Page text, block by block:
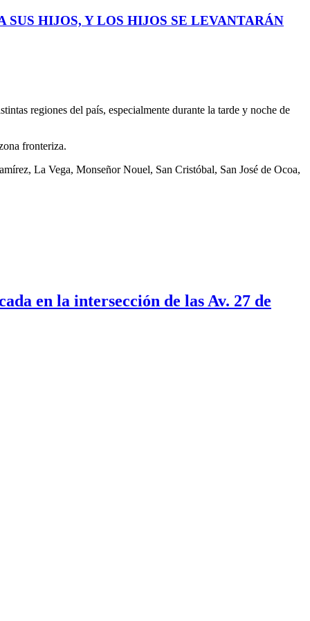
SUS HIJOS, Y LOS HIJOS SE LEVANTARÁN
regiones del país, especialmente durante la tarde y noche de
fronteriza.
La Vega, Monseñor Nouel, San Cristóbal, San José de Ocoa,
en la intersección de las Av. 27 de